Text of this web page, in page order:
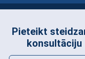
Pieteikt
konsultāciju